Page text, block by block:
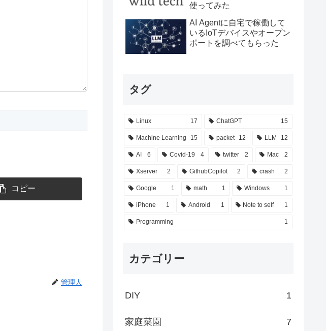
コピー
管理人
使ってみた
AI Agentに自宅で稼働して
いるIoTデバイスやオープン
ポートを調べてもらった
タグ
Linux 17 ChatGPT 15
Machine Learning 15 packet 12 LLM 12
AI 6 Covid-19 4 twitter 2 Mac 2
Xserver 2 GithubCopilot 2 crash 2
Google 1 math 1 Windows 1
iPhone 1 Android 1 Note to self 1
Programming 1
カテゴリー
DIY 1
家庭菜園 7